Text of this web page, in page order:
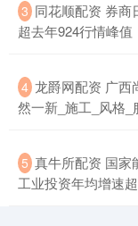
3 同花顺配资 券商
超去年924行情峰值
4 龙爵网配资 广西
然一新_施工_风格_
5 真牛所配资 国家
工业投资年均增速